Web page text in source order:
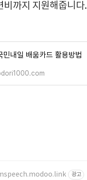
비까지 지원해줍니다.
민내일 배움카드 활용방법
광고